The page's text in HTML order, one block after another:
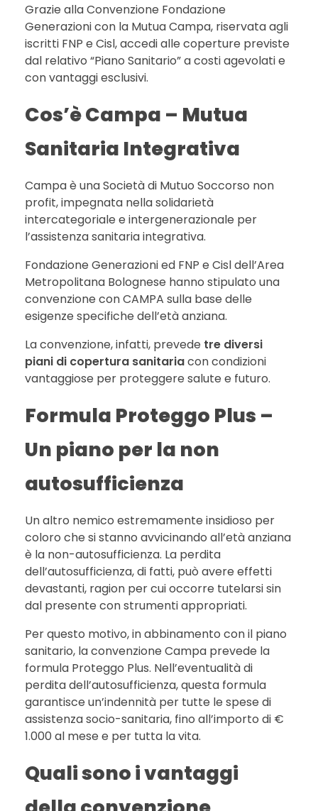
Grazie alla Convenzione Fondazione
Generazioni con la Mutua Campa, riservata agli
iscritti FNP e Cisl, accedi alle coperture previste
dal relativo “Piano Sanitario” a costi agevolati e
con vantaggi esclusivi.
Cos’è Campa – Mutua
Sanitaria Integrativa
Campa è una Società di Mutuo Soccorso non
pro­fit, impegnata nella solidarietà
intercategoriale e intergenerazionale per
l’assistenza sanitaria integrativa.
Fondazione Generazioni ed FNP e Cisl dell’Area
Metropolitana Bolognese hanno stipulato una
convenzione con CAMPA sulla base delle
esigenze specifiche dell’età anziana.
La convenzione, infatti, prevede tre diversi
piani di copertura sanitariacon condizioni
vantaggiose per proteggere salute e futuro.
Formula Proteggo Plus –
Un piano per la non
autosufficienza
Un altro nemico estremamente insidioso per
coloro che si stanno avvicinando all’età anziana
è la non-autosufficienza. La perdita
dell’autosufficienza, di fatti, può avere effetti
devastanti, ragion per cui occorre tutelarsi sin
dal presente con strumenti appropriati.
Per questo motivo, in abbinamento con il piano
sanitario, la convenzione Campa prevede la
formula Proteggo Plus. Nell’eventualità di
perdita dell’autosufficienza, questa formula
garantisce un’indennità per tutte le spese di
assistenza socio-sanitaria, fino all’importo di €
1.000 al mese e per tutta la vita.
Quali sono i vantaggi